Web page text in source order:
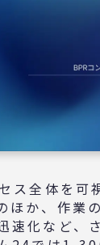
ス全体を可
ほか、作業
速化など、